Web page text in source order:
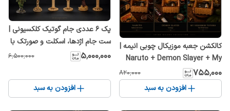
کالکشن جعبه موزیکال چوبی انیمه |
Naruto + Demon Slayer + My
Neighbor Totoro | موزیک باکس
کوکی کلکسیونی هدیه
۷۵۵٬۰۰۰ ۸۲۰٬۰۰۰
افزودن به سبد
پک ۶ عددی جام گوتیک کلکسیونی |
ست جام اژدها، اسکلت و صورتک با
تخفیف ویژه
۵٬۰۰۰٬۰۰۰ ۶٬۵۰۰٬۰۰۰
افزودن به سبد